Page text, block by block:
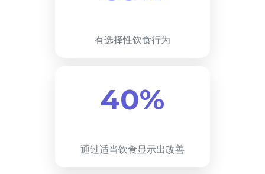
有选择性饮食行为
40%
通过适当饮食显示出改善